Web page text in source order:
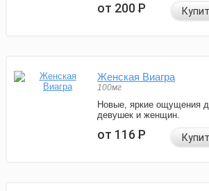
от 200Р
Женская Виагра
100мг
Новые, яркие ощущения
девушек и женщин.
от 116Р